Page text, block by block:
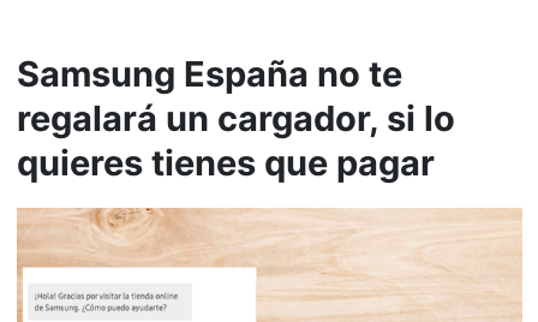
Samsung España no te
regalará un cargador, si lo
quieres tienes que pagar